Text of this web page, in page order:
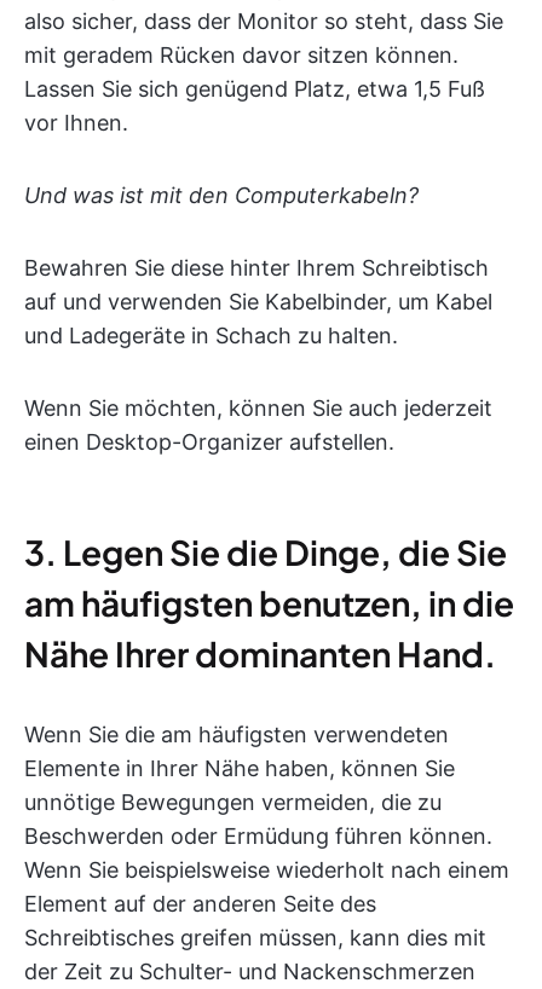
also sicher, dass der Monitor so steht, dass Sie
mit geradem Rücken davor sitzen können.
Lassen Sie sich genügend Platz, etwa 1,5 Fuß
vor Ihnen.
Und was ist mit den Computerkabeln?
Bewahren Sie diese hinter Ihrem Schreibtisch
auf und verwenden Sie Kabelbinder, um Kabel
und Ladegeräte in Schach zu halten.
Wenn Sie möchten, können Sie auch jederzeit
einen Desktop-Organizer aufstellen.
3. Legen Sie die Dinge, die Sie
am häufigsten benutzen, in die
Nähe Ihrer dominanten Hand.
Wenn Sie die am häufigsten verwendeten
Elemente in Ihrer Nähe haben, können Sie
unnötige Bewegungen vermeiden, die zu
Beschwerden oder Ermüdung führen können.
Wenn Sie beispielsweise wiederholt nach einem
Element auf der anderen Seite des
Schreibtisches greifen müssen, kann dies mit
der Zeit zu Schulter- und Nackenschmerzen